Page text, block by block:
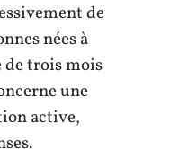
de
nées à
de trois mois
une
active,